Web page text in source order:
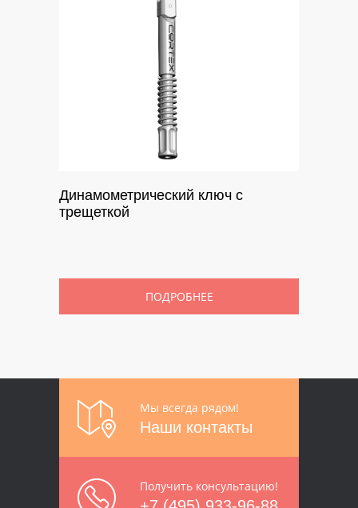
Динамометрический ключ с
трещеткой
ПОДРОБНЕЕ
Мы всегда рядом!
Наши контакты
Получить консультацию!